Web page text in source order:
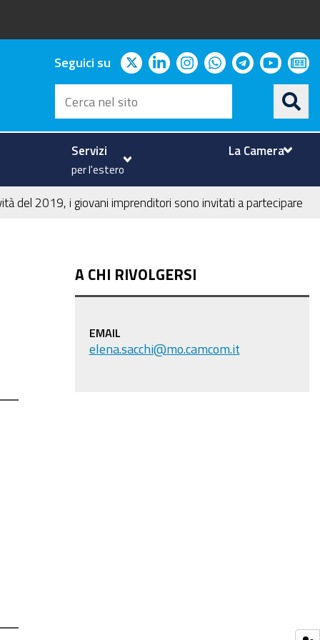
Seguici su twitterlinkedininstagram
whatsapp
telegram
Cerca
nel
sito
Servizi
per l'estero
La Camera
del 2019, i giovani imprenditori sono invitati a partecipare
A CHI RIVOLGERSI
EMAIL
elena.sacchi@mo.camcom.it